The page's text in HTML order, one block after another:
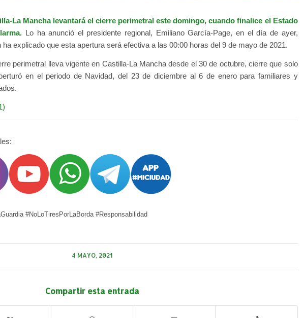
La Mancha levantará el cierre perimetral este domingo, cuando finalice el Estado
Lo ha anunció el presidente regional, Emiliano García-Page, en el día de ayer,
ha explicado que esta apertura será efectiva a las 00:00 horas del 9 de mayo de 2021.
perimetral lleva vigente en Castilla-La Mancha desde el 30 de octubre, cierre que solo
en el periodo de Navidad, del 23 de diciembre al 6 de enero para familiares y
#NoLoTiresPorLaBorda #Responsabilidad
4 MAYO, 2021
Compartir esta entrada